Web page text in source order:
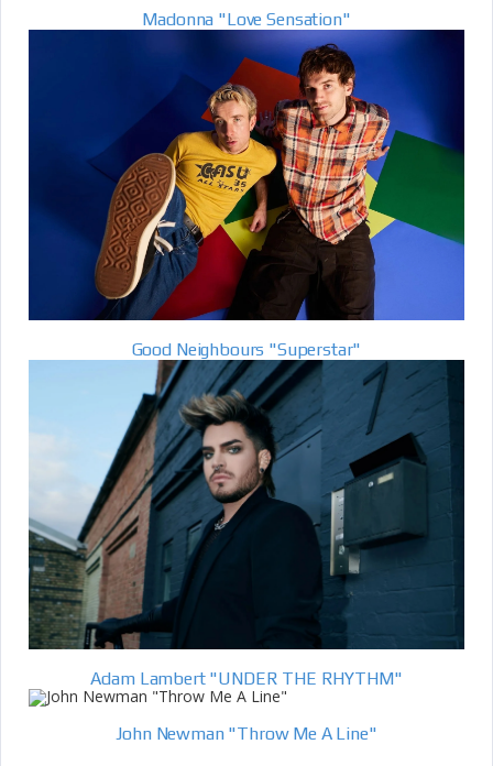
Madonna "Love Sensation"
Good Neighbours "Superstar"
Adam Lambert "UNDER THE RHYTHM"
John Newman "Throw Me A Line"